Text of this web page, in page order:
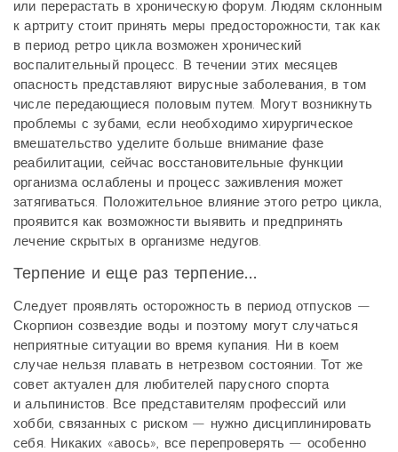
или перерастать в хроническую форум. Людям склонным
к артриту стоит принять меры предосторожности, так как
в период ретро цикла возможен хронический
воспалительный процесс. В течении этих месяцев
опасность представляют вирусные заболевания, в том
числе передающиеся половым путем. Могут возникнуть
проблемы с зубами, если необходимо хирургическое
вмешательство уделите больше внимание фазе
реабилитации, сейчас восстановительные функции
организма ослаблены и процесс заживления может
затягиваться. Положительное влияние этого ретро цикла,
проявится как возможности выявить и предпринять
лечение скрытых в организме недугов.
Терпение и еще раз терпение…
Следует проявлять осторожность в период отпусков —
Скорпион созвездие воды и поэтому могут случаться
неприятные ситуации во время купания. Ни в коем
случае нельзя плавать в нетрезвом состоянии. Тот же
совет актуален для любителей парусного спорта
и альпинистов. Все представителям профессий или
хобби, связанных с риском — нужно дисциплинировать
себя. Никаких «авось», все перепроверять — особенно